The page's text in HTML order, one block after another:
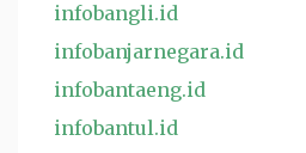
infobangli.id
infobanjarnegara.id
infobantaeng.id
infobantul.id